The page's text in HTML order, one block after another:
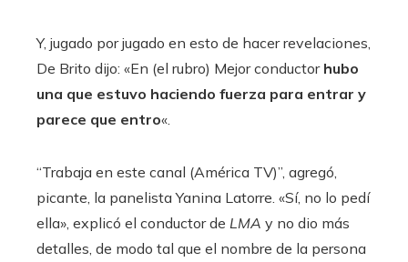
Y, jugado por jugado en esto de hacer revelaciones,
De Brito dijo: «En (el rubro) Mejor conductor hubo
una que estuvo haciendo fuerza para entrar y
parece que entro«.
“Trabaja en este canal (América TV)”, agregó,
picante, la panelista Yanina Latorre. «Sí, no lo pedí
ella», explicó el conductor de LMA y no dio más
detalles, de modo tal que el nombre de la persona